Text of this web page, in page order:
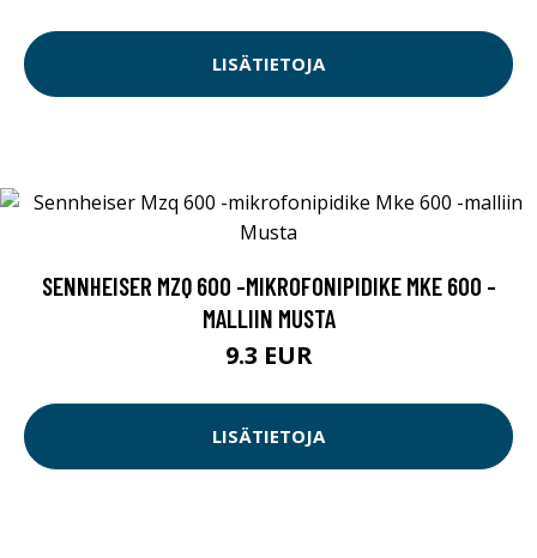
LISÄTIETOJA
SENNHEISER MZQ 600 -MIKROFONIPIDIKE MKE 600 -
MALLIIN MUSTA
9.3 EUR
LISÄTIETOJA